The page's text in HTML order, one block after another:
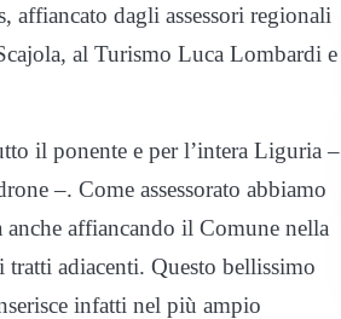
dagli assessori regionali
al Turismo Luca Lombardi e
il ponente e per l’intera Liguria –
–. Come assessorato abbiamo
affiancando il Comune nella
tratti adiacenti. Questo bellissimo
infatti nel più ampio